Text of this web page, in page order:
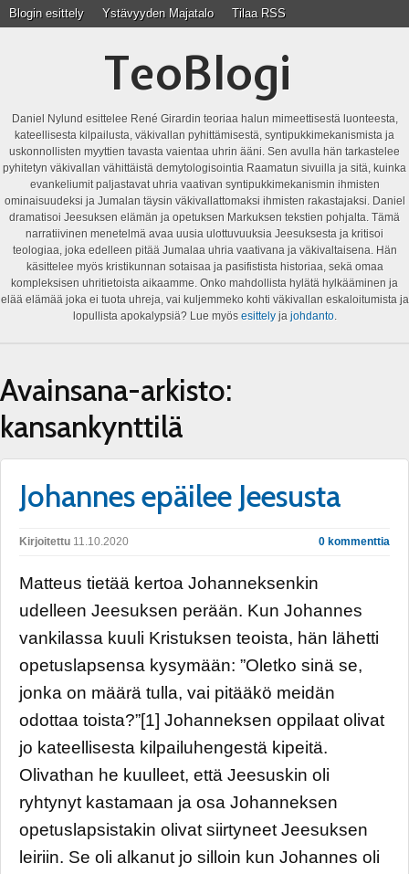
Blogin esittely Ystävyyden Majatalo Tilaa RSS
TeoBlogi
Daniel Nylund esittelee René Girardin teoriaa halun mimeettisestä luonteesta,
kateellisesta kilpailusta, väkivallan pyhittämisestä, syntipukkimekanismista ja
uskonnollisten myyttien tavasta vaientaa uhrin ääni. Sen avulla hän tarkastelee
pyhitetyn väkivallan vähittäistä demytologisointia Raamatun sivuilla ja sitä, kuinka
evankeliumit paljastavat uhria vaativan syntipukkimekanismin ihmisten
ominaisuudeksi ja Jumalan täysin väkivallattomaksi ihmisten rakastajaksi. Daniel
dramatisoi Jeesuksen elämän ja opetuksen Markuksen tekstien pohjalta. Tämä
narratiivinen menetelmä avaa uusia ulottuvuuksia Jeesuksesta ja kritisoi
teologiaa, joka edelleen pitää Jumalaa uhria vaativana ja väkivaltaisena. Hän
käsittelee myös kristikunnan sotaisaa ja pasifistista historiaa, sekä omaa
kompleksisen uhritietoista aikaamme. Onko mahdollista hylätä hylkääminen ja
elää elämää joka ei tuota uhreja, vai kuljemmeko kohti väkivallan eskaloitumista ja
lopullista apokalypsiä? Lue myös esittelyja johdanto.
Avainsana-arkisto:
kansankynttilä
Johannes epäilee Jeesusta
Kirjoitettu 11.10.2020 0 kommenttia
Matteus tietää kertoa Johanneksenkin
udelleen Jeesuksen perään. Kun Johannes
vankilassa kuuli Kristuksen teoista, hän lähetti
opetuslapsensa kysymään: ”Oletko sinä se,
jonka on määrä tulla, vai pitääkö meidän
odottaa toista?”[1] Johanneksen oppilaat olivat
jo kateellisesta kilpailuhengestä kipeitä.
Olivathan he kuulleet, että Jeesuskin oli
ryhtynyt kastamaan ja osa Johanneksen
opetuslapsistakin olivat siirtyneet Jeesuksen
leiriin. Se oli alkanut jo silloin kun Johannes oli